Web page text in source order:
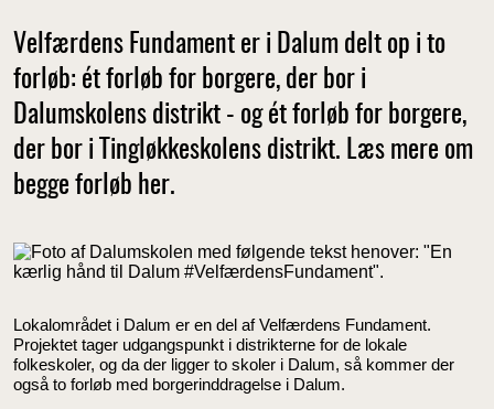
Velfærdens Fundament er i Dalum delt op i to
forløb: ét forløb for borgere, der bor i
Dalumskolens distrikt - og ét forløb for borgere,
der bor i Tingløkkeskolens distrikt. Læs mere om
begge forløb her.
Lokalområdet i Dalum er en del af Velfærdens Fundament.
Projektet tager udgangspunkt i distrikterne for de lokale
folkeskoler, og da der ligger to skoler i Dalum, så kommer der
også to forløb med borgerinddragelse i Dalum.